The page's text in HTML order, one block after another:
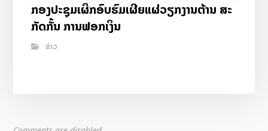
ກອງປະຊຸມເຜິກອົບຮົມເຜີຍແຜ່ວຽກງານຕ້ານ ສະ
ກັດກັ້ນ ການຟອກເງິນ
ຂ່າວ